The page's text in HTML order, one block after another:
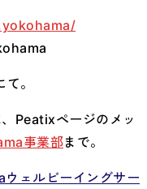
て。
Peatixページのメッ
事業部まで。
ウェルビーイングサー